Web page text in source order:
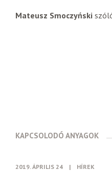
Mateusz Smoczyński
KAPCSOLODÓ ANYAGOK
2019. ÁPRILIS 24 | HÍREK